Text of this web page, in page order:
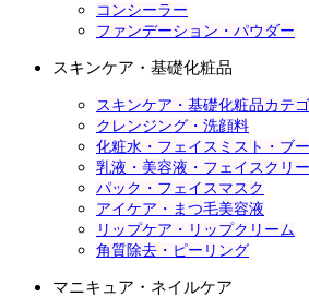
コンシーラー
ファンデーション・パウダー
スキンケア・基礎化粧品
スキンケア・基礎化粧品カテ
クレンジング・洗顔料
化粧水・フェイスミスト・ブ
乳液・美容液・フェイスクリ
パック・フェイスマスク
アイケア・まつ毛美容液
リップケア・リップクリーム
角質除去・ピーリング
マニキュア・ネイルケア